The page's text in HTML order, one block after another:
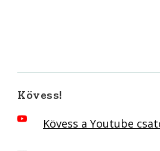
Kövess!
Kövess a Youtube